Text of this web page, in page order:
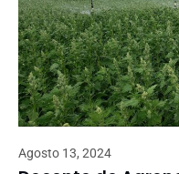
Agosto 13, 2024